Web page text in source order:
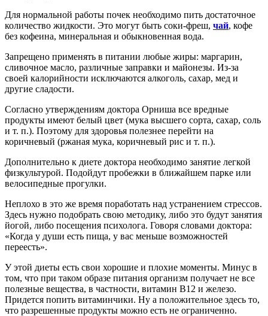
Для нормальной работы почек необходимо пить достаточное
количество жидкости. Это могут быть соки-фреш, чай, кофе
без кофеина, минеральная и обыкновенная вода.
Запрещено применять в питании любые жиры: маргарин,
сливочное масло, различные заправки и майонезы. Из-за
своей калорийности исключаются алкоголь, сахар, мед и
другие сладости.
Согласно утверждениям доктора Орниша все вредные
продукты имеют белый цвет (мука высшего сорта, сахар, соль
и т. п.). Поэтому для здоровья полезнее перейти на
коричневый (ржаная мука, коричневый рис и т. п.).
Дополнительно к диете доктора необходимо занятие легкой
физкультурой. Подойдут пробежки в ближайшем парке или
велосипедные прогулки.
Неплохо в это же время поработать над устранением стрессов.
Здесь нужно подобрать свою методику, либо это будут занятия
йогой, либо посещения психолога. Говоря словами доктора:
«Когда у души есть пища, у вас меньше возможностей
переесть».
У этой диеты есть свои хорошие и плохие моменты. Минус в
том, что при таком образе питания организм получает не все
полезные вещества, в частности, витамин В12 и железо.
Придется попить витаминчики. Ну а положительное здесь то,
что разрешенные продукты можно есть не ограниченно.